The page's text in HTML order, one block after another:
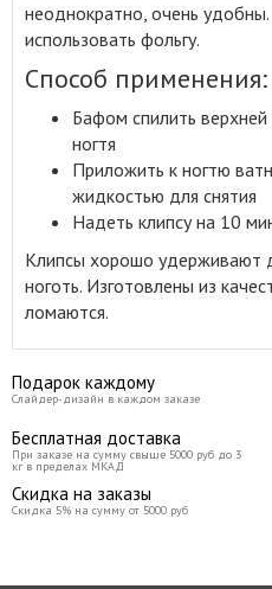
неоднократно, очень
использовать фольгу.
Способ применения:
Бафом спилить верхней
ногтя
Приложить к ногтю
жидкостью для снятия
Надеть клипсу на 10
Клипсы хорошо удерживают
ноготь. Изготовлены из
ломаются.
Подарок каждому
Слайдер-дизайн в каждом заказе
Бесплатная доставка
При заказе на сумму свыше 5000 руб до 3
кг в пределах МКАД
Скидка на заказы
Скидка 5% на сумму от 5000 руб